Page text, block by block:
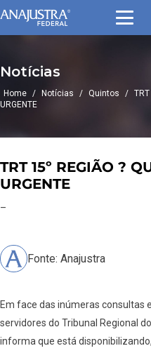
Notícias
Home / Notícias / Quintos / TRT
URGENTE
TRT 15º REGIÃO ?
URGENTE
–
Fonte: Anajustra
Em face das inúmeras
servidores do Tribunal Regional
informa que está